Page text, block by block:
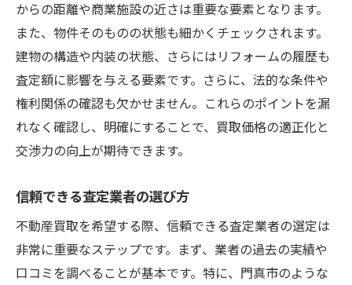
からの距離や商業施設の近さは重要な要素となります。
また、物件そのものの状態も細かくチェックされます。
建物の構造や内装の状態、さらにはリフォームの履歴も
査定額に影響を与える要素です。さらに、法的な条件や
権利関係の確認も欠かせません。これらのポイントを漏
れなく確認し、明確にすることで、買取価格の適正化と
交渉力の向上が期待できます。
信頼できる査定業者の選び方
不動産買取を希望する際、信頼できる査定業者の選定は
非常に重要なステップです。まず、業者の過去の実績や
口コミを調べることが基本です。特に、門真市のような